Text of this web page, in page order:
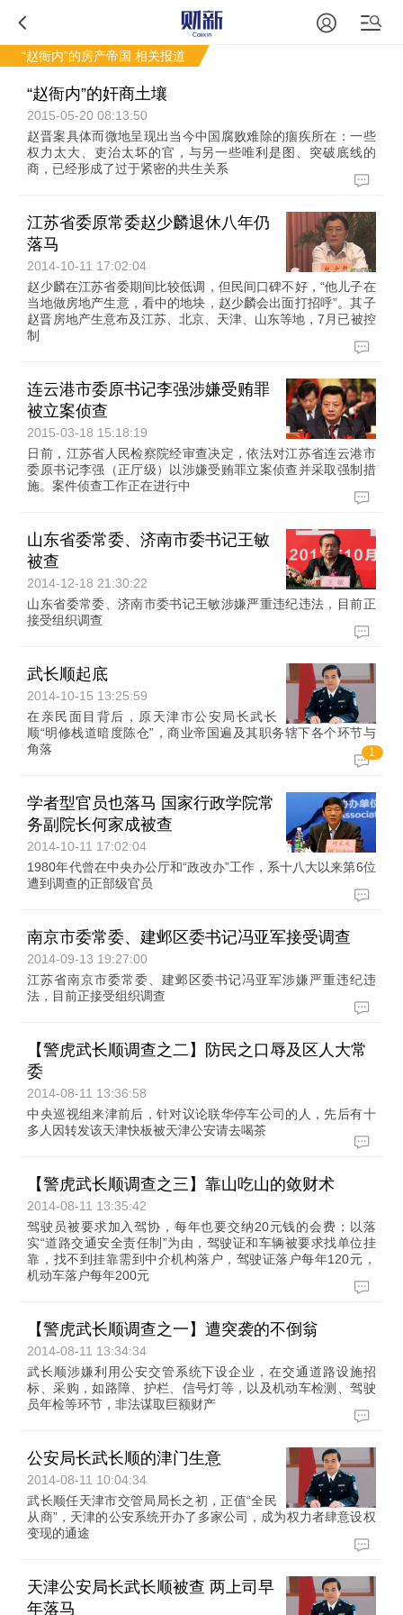
“赵衙内”的房产帝国 相关报道
“赵衙内”的奸商土壤
2015-05-20 08:13:50
赵晋案具体而微地呈现出当今中国腐败难除的痼疾所在：一些
权力太大、吏治太坏的官，与另一些唯利是图、突破底线的
商，已经形成了过于紧密的共生关系
江苏省委原常委赵少麟退休八年仍
落马
2014-10-11 17:02:04
赵少麟在江苏省委期间比较低调，但民间口碑不好，“他儿子在
当地做房地产生意，看中的地块，赵少麟会出面打招呼”。其子
赵晋房地产生意布及江苏、北京、天津、山东等地，7月已被控
制
连云港市委原书记李强涉嫌受贿罪
被立案侦查
2015-03-18 15:18:19
日前，江苏省人民检察院经审查决定，依法对江苏省连云港市
委原书记李强（正厅级）以涉嫌受贿罪立案侦查并采取强制措
施。案件侦查工作正在进行中
山东省委常委、济南市委书记王敏
被查
2014-12-18 21:30:22
山东省委常委、济南市委书记王敏涉嫌严重违纪违法，目前正
接受组织调查
武长顺起底
2014-10-15 13:25:59
在亲民面目背后，原天津市公安局长武长
顺“明修栈道暗度陈仓”，商业帝国遍及其职务辖下各个环节与
角落
1
学者型官员也落马 国家行政学院常
务副院长何家成被查
2014-10-11 17:02:04
1980年代曾在中央办公厅和“政改办”工作，系十八大以来第6位
遭到调查的正部级官员
南京市委常委、建邺区委书记冯亚军接受调查
2014-09-13 19:27:00
江苏省南京市委常委、建邺区委书记冯亚军涉嫌严重违纪违
法，目前正接受组织调查
【警虎武长顺调查之二】防民之口辱及区人大常
委
2014-08-11 13:36:58
中央巡视组来津前后，针对议论联华停车公司的人，先后有十
多人因转发该天津快板被天津公安请去喝茶
【警虎武长顺调查之三】靠山吃山的敛财术
2014-08-11 13:35:42
驾驶员被要求加入驾协，每年也要交纳20元钱的会费；以落
实“道路交通安全责任制”为由，驾驶证和车辆被要求找单位挂
靠，找不到挂靠需到中介机构落户，驾驶证落户每年120元，
机动车落户每年200元
【警虎武长顺调查之一】遭突袭的不倒翁
2014-08-11 13:34:34
武长顺涉嫌利用公安交管系统下设企业，在交通道路设施招
标、采购，如路障、护栏、信号灯等，以及机动车检测、驾驶
员年检等环节，非法谋取巨额财产
公安局长武长顺的津门生意
2014-08-11 10:04:34
武长顺任天津市交管局局长之初，正值“全民
从商”，天津的公安系统开办了多家公司，成为权力者肆意设权
变现的通途
天津公安局长武长顺被查 两上司早
年落马